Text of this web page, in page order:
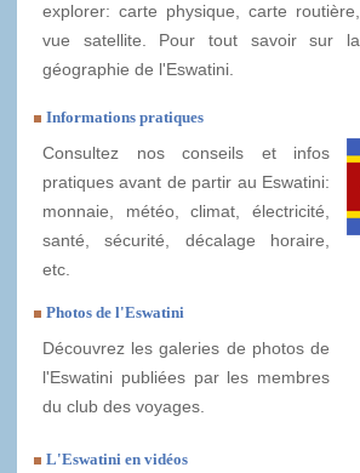
explorer: carte physique, carte routière,
vue satellite. Pour tout savoir sur la
géographie de l'Eswatini.
Informations pratiques
Consultez nos conseils et infos
pratiques avant de partir au Eswatini:
monnaie, météo, climat, électricité,
santé, sécurité, décalage horaire,
etc.
Photos de l'Eswatini
Découvrez les galeries de photos de
l'Eswatini publiées par les membres
du club des voyages.
L'Eswatini en vidéos